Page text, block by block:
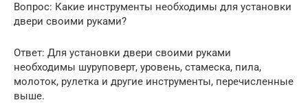
Вопрос: Какие инструменты необходимы для установки
двери своими руками?
Ответ: Для установки двери своими руками
необходимы шуруповерт, уровень, стамеска, пила,
молоток, рулетка и другие инструменты, перечисленные
выше.